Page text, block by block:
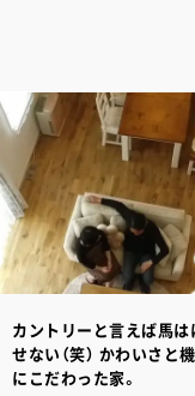
カントリーと言えば馬は
せない（笑） かわいさと
にこだわった家。